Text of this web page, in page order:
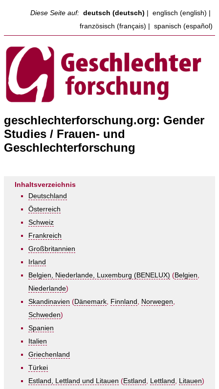
Diese Seite auf: deutsch (deutsch) englisch (english)
französisch (français)
spanisch (español)
geschlechterforschung.org: Gender
Studies / Frauen- und
Geschlechterforschung
Inhaltsverzeichnis
Deutschland
Österreich
Schweiz
Frankreich
Großbritannien
Irland
Belgien, Niederlande, Luxemburg (BENELUX) (Belgien,
Niederlande)
Skandinavien (Dänemark, Finnland , Norwegen,
Schweden)
Spanien
Italien
Griechenland
Türkei
Estland, Lettland und Litauen (Estland , Lettland , Litauen)